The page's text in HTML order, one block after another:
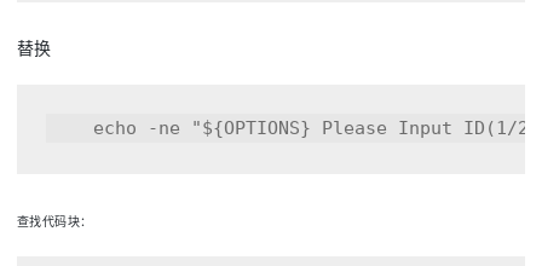
替换
echo -ne "${OPTIONS} Please Input
查找代码块：